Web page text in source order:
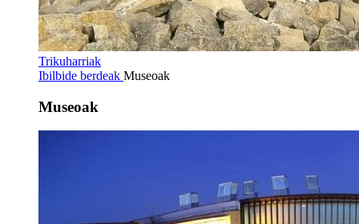
Trikuharriak
Ibilbide berdeak Museoak
Museoak